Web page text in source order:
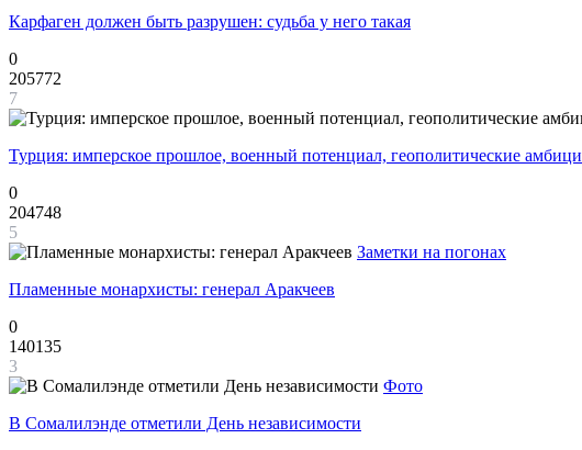
Карфаген должен быть разрушен: судьба у него такая
0
205772
7
Турция: имперское прошлое, военный потенциал, геополитические
0
204748
5
Заметки на погонах
Пламенные монархисты: генерал Аракчеев
0
140135
3
Фото
В Сомалилэнде отметили День независимости